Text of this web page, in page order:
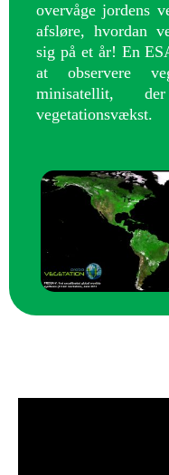
overvåge jordens
afsløre, hvordan
sig på et år! En
at observere
minisatellit,
vegetationsvækst.